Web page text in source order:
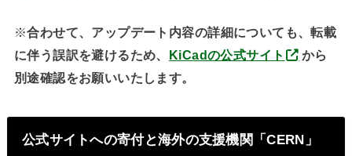
※合わせて、アップデート内容の詳細についても、転載
に伴う誤訳を避けるため、
KiCadの公式サイト
から
別途確認をお願いいたします。
公式サイトへの寄付と海外の支援機関「CERN」